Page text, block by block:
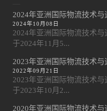
2024年亚洲国际物流技术与
2024年10月08日
2024年亚洲国际物流技术
于2024年11月5...
2023年亚洲国际物流技术与
2022年09月21日
2023年亚洲国际物流技术
于2023年10月2...
2020年亚洲国际物流技术与